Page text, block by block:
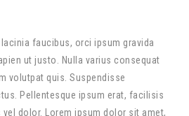
faucibus, orci ipsum gravida
ut justo. Nulla varius consequat
volutpat quis. Suspendisse
Pellentesque ipsum erat, facilisis
dolor. Lorem ipsum dolor sit amet,